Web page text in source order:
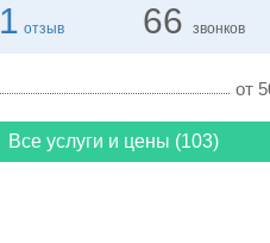
1 отзыв 66звонков
от
Все услуги и цены (103)